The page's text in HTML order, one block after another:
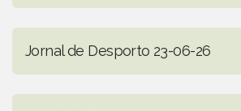
Jornal de Desporto 23-06-26